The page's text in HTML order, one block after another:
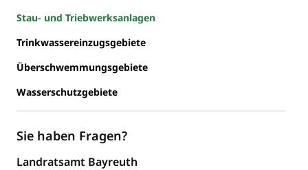
Stau- und Triebwerksanlagen
Trinkwassereinzugsgebiete
Überschwemmungsgebiete
Wasserschutzgebiete
Sie haben Fragen?
Landratsamt Bayreuth